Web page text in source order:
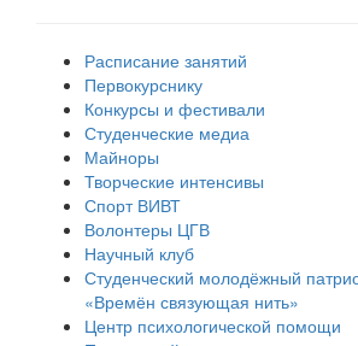
Расписание занятий
Первокурснику
Конкурсы и фестивали
Студенческие медиа
Майноры
Творческие интенсивы
Спорт ВИВТ
Волонтеры ЦГВ
Научный клуб
Студенческий молодёжный
«Времён связующая нить»
Центр психологической помощи